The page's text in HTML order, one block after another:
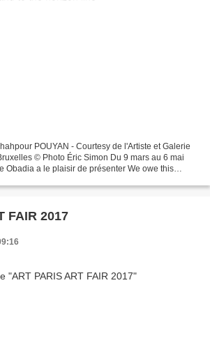
POUYAN - Courtesy de l'Artiste et Galerie
© Photo Éric Simon Du 9 mars au 6 mai
Obadia a le plaisir de présenter We owe this
FAIR 2017